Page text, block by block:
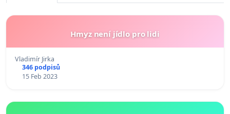
Hmyz není jídlo pro lidi
Vladimír Jirka
346 podpisů
15 Feb 2023